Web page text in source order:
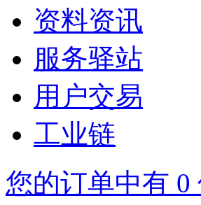
资料资讯
服务驿站
用户交易
工业链
您的订单中有 0